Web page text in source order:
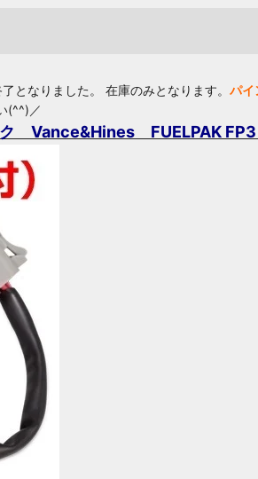
となりました。 在庫のみとなります。 パイ
(^^)／
ク Vance&Hines FUELPAK FP3